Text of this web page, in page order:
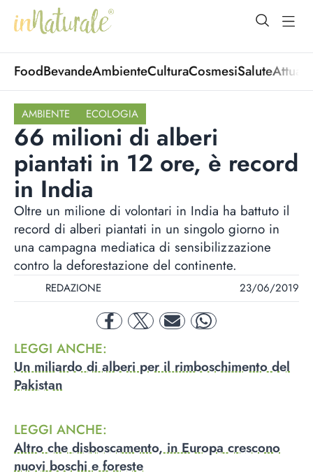
open
FoodBevandeAmbienteCulturaCosmesiSalute
AMBIENTE ECOLOGIA
66 milioni di alberi
piantati in 12 ore, è record
in India
Oltre un milione di volontari in India ha battuto il
record di alberi piantati in un singolo giorno in
una campagna mediatica di sensibilizzazione
contro la deforestazione del continente.
REDAZIONE 23/06/2019
facebooktwitter mail whatsapp
LEGGI ANCHE:
Un miliardo di alberi per il rimboschimento del
Pakistan
LEGGI ANCHE:
Altro che disboscamento, in Europa crescono
nuovi boschi e foreste